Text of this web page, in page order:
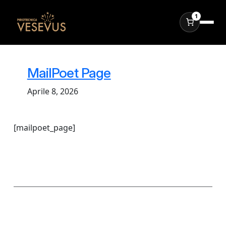
1
contenutoMailPoet Page
Aprile 8, 2026
[mailpoet_page]